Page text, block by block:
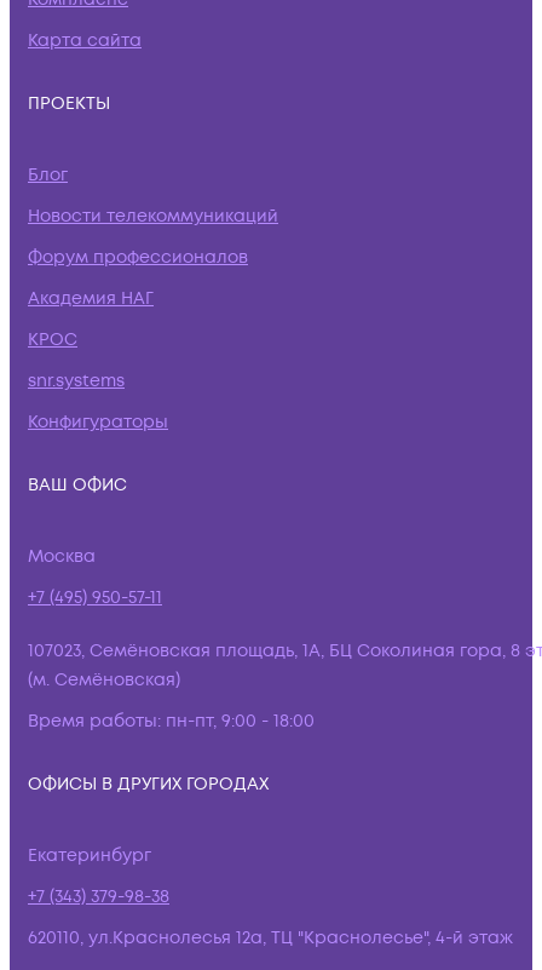
Карта сайта
ПРОЕКТЫ
Блог
Новости телекоммуникаций
Форум профессионалов
Академия НАГ
КРОС
snr.systems
Конфигураторы
ВАШ ОФИС
Москва
+7 (495) 950-57-11
107023, Семёновская площадь, 1А, БЦ Соколиная гора, 8
(м. Семёновская)
Время работы: пн-пт, 9:00 - 18:00
ОФИСЫ В ДРУГИХ ГОРОДАХ
Екатеринбург
+7 (343) 379-98-38
620110, ул.Краснолесья 12а, ТЦ "Краснолесье", 4-й этаж